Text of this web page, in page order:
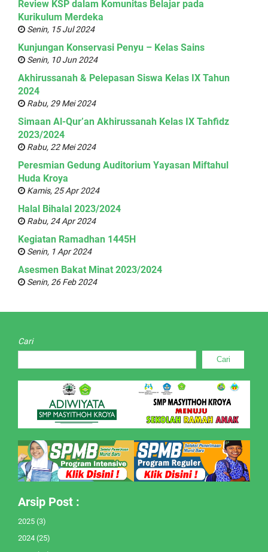
Review KSP dalam Komunitas Belajar pada
Kurikulum Merdeka
Senin, 15 Jul 2024
Kunjungan Konservasi Penyu – Kelas Sains
Senin, 10 Jun 2024
Akhirussanah & Pelepasan Siswa Kelas IX Tahun
2024
Rabu, 29 Mei 2024
Simaan Al-Qur’an Akhirussanah Kelas IX Tahfidz
2023/2024
Rabu, 22 Mei 2024
Peresmian Gedung Auditorium Yayasan Miftahul
Huda Kroya
Kamis, 25 Apr 2024
Halal Bihalal 2023/2024
Rabu, 24 Apr 2024
Kegiatan Ramadhan 1445H
Senin, 1 Apr 2024
Asesmen Bakat Minat 2023/2024
Senin, 26 Feb 2024
Cari
Cari
Arsip Post :
2025 (3)
2024 (25)